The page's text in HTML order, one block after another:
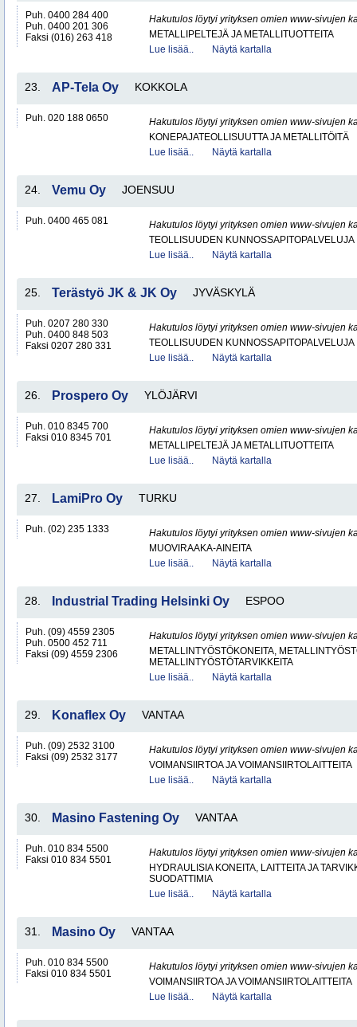
Puh. 0400 284 400
Puh. 0400 201 306
Faksi (016) 263 418
Hakutulos löytyi yrityksen omien www-sivujen
METALLIPELTEJÄ JA METALLITUOTTEITA
Lue lisää..
Näytä kartalla
23. AP-Tela Oy KOKKOLA
Puh. 020 188 0650
Hakutulos löytyi yrityksen omien www-sivujen
KONEPAJATEOLLISUUTTA JA METALLITÖITÄ
Lue lisää..
Näytä kartalla
24. Vemu Oy JOENSUU
Puh. 0400 465 081
Hakutulos löytyi yrityksen omien www-sivujen
TEOLLISUUDEN KUNNOSSAPITOPALVELUJA
Lue lisää..
Näytä kartalla
25. Terästyö JK & JK Oy JYVÄSKYLÄ
Puh. 0207 280 330
Puh. 0400 848 503
Faksi 0207 280 331
Hakutulos löytyi yrityksen omien www-sivujen
TEOLLISUUDEN KUNNOSSAPITOPALVELUJA
Lue lisää..
Näytä kartalla
26. Prospero Oy YLÖJÄRVI
Puh. 010 8345 700
Faksi 010 8345 701
Hakutulos löytyi yrityksen omien www-sivujen
METALLIPELTEJÄ JA METALLITUOTTEITA
Lue lisää..
Näytä kartalla
27. LamiPro Oy TURKU
Puh. (02) 235 1333
Hakutulos löytyi yrityksen omien www-sivujen
MUOVIRAAKA-AINEITA
Lue lisää..
Näytä kartalla
28. Industrial Trading Helsinki Oy ESPOO
Puh. (09) 4559 2305
Puh. 0500 452 711
Faksi (09) 4559 2306
Hakutulos löytyi yrityksen omien www-sivujen
METALLINTYÖSTÖKONEITA,
METALLINTYÖSTÖTARVIKKEITA
Lue lisää..
Näytä kartalla
29. Konaflex Oy VANTAA
Puh. (09) 2532 3100
Faksi (09) 2532 3177
Hakutulos löytyi yrityksen omien www-sivujen
VOIMANSIIRTOA JA VOIMANSIIRTOLAITTEITA
Lue lisää..
Näytä kartalla
30. Masino Fastening Oy VANTAA
Puh. 010 834 5500
Faksi 010 834 5501
Hakutulos löytyi yrityksen omien www-sivujen
HYDRAULISIA KONEITA, LAITTEITA JA
SUODATTIMIA
Lue lisää..
Näytä kartalla
31. Masino Oy VANTAA
Puh. 010 834 5500
Faksi 010 834 5501
Hakutulos löytyi yrityksen omien www-sivujen
VOIMANSIIRTOA JA VOIMANSIIRTOLAITTEITA
Lue lisää..
Näytä kartalla